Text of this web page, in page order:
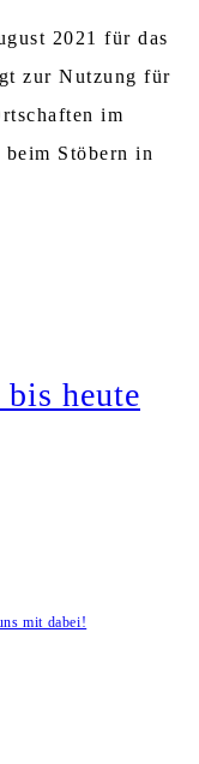
2021 für das
zur Nutzung für
im
Stöbern in
bis heute
mit dabei!